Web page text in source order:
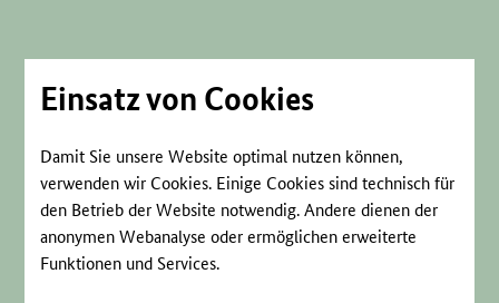
Einsatz von Cookies
Damit Sie unsere Website optimal nutzen können,
verwenden wir Cookies. Einige Cookies sind technisch für
den Betrieb der Website notwendig. Andere dienen der
anonymen Webanalyse oder ermöglichen erweiterte
Funktionen und Services.